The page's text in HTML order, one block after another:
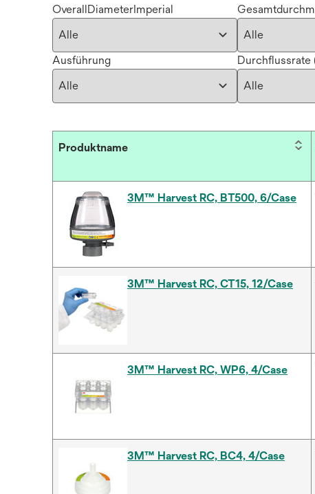
OverallDiameterImperial
Ausführung Durchflussrate
Produktname
3M™ Harvest RC, BT500, 6/Case
3M™ Harvest RC, CT15, 12/Case
3M™ Harvest RC, WP6, 4/Case
3M™ Harvest RC, BC4, 4/Case